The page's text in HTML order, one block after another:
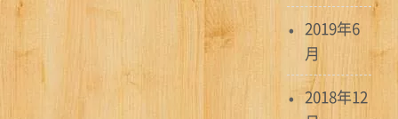
2019年6
月
2018年12